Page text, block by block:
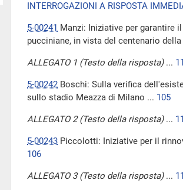
INTERROGAZIONI A RISPOSTA
5-00241 Manzi: Iniziative per garantire
pucciniane, in vista del centenario
ALLEGATO 1 (Testo della risposta)...
5-00242 Boschi: Sulla verifica
sullo stadio Meazza di Milano ... 105
ALLEGATO 2 (Testo della risposta)...
5-00243 Piccolotti: Iniziative per il
106
ALLEGATO 3 (Testo della risposta)...